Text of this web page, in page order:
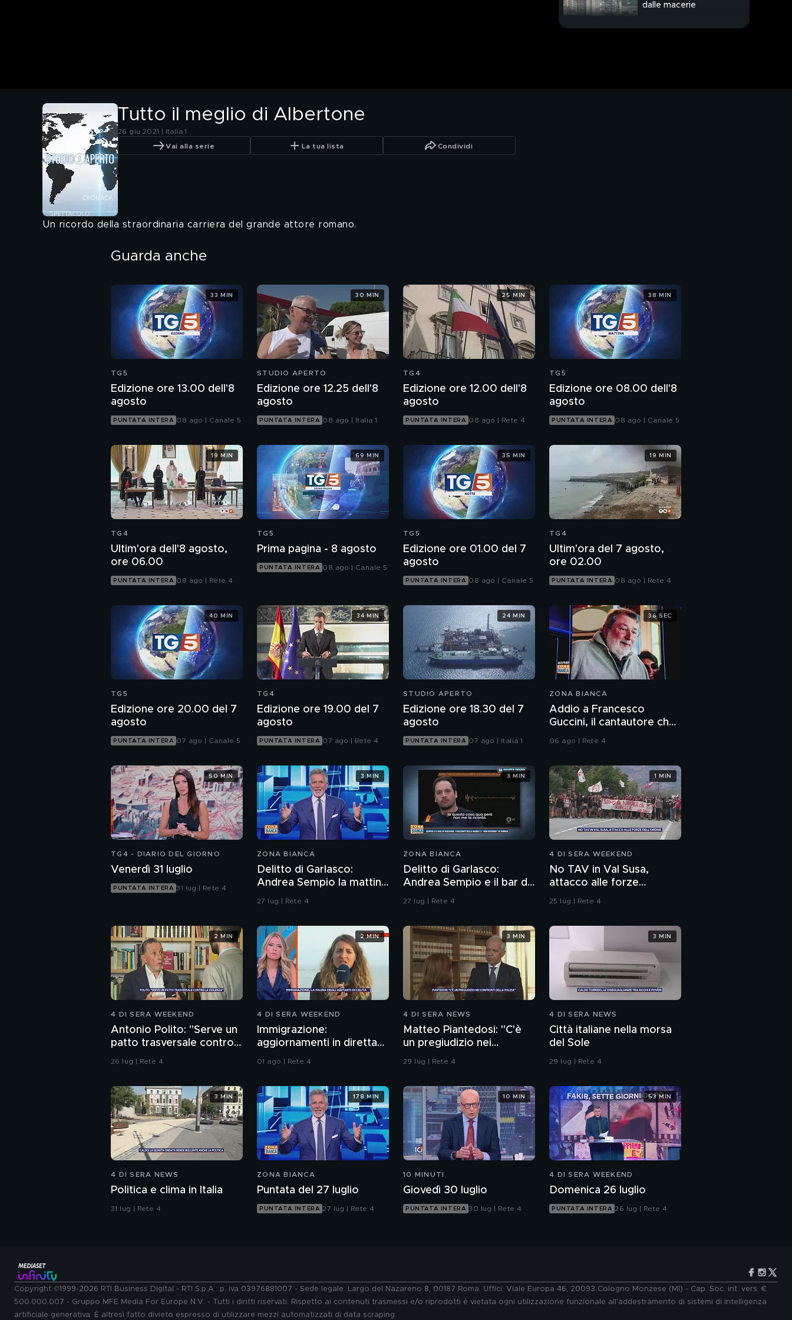
dalle macerie
Tutto il meglio di Albertone
26 giu 2021 | Italia 1
Vai alla serie La tua lista Condividi
Un ricordo della straordinaria carriera del grande attore romano.
Guarda anche
TG5
Edizione ore 13.00 dell'8
agosto
PUNTATA INTERA 08 ago | Canale 5
33 MIN
STUDIO APERTO
Edizione ore 12.25 dell'8
agosto
PUNTATA INTERA 08 ago | Italia 1
30 MIN
TG4
Edizione ore 12.00 dell'8
agosto
PUNTATA INTERA 08 ago | Rete 4
25 MIN
TG5
Edizione ore 08.00 dell'8
agosto
PUNTATA INTERA 08 ago | Canale 5
38 MIN
TG4
Ultim'ora dell'8 agosto,
ore 06.00
PUNTATA INTERA 08 ago | Rete 4
19 MIN
TG5
Prima pagina - 8 agosto
PUNTATA INTERA 08 ago | Canale 5
69 MIN
TG5
Edizione ore 01.00 del 7
agosto
PUNTATA INTERA 08 ago | Canale 5
35 MIN
TG4
Ultim'ora del 7 agosto,
ore 02.00
PUNTATA INTERA 08 ago | Rete 4
19 MIN
TG5
Edizione ore 20.00 del 7
agosto
PUNTATA INTERA 07 ago | Canale 5
40 MIN
TG4
Edizione ore 19.00 del 7
agosto
PUNTATA INTERA 07 ago | Rete 4
34 MIN
STUDIO APERTO
Edizione ore 18.30 del 7
agosto
PUNTATA INTERA 07 ago | Italia 1
24 MIN
ZONA BIANCA
Addio a Francesco
Guccini, il cantautore che
ha raccontato l'Italia
06 ago | Rete 4
36 SEC
TG4 - DIARIO DEL GIORNO
Venerdì 31 luglio
PUNTATA INTERA 31 lug | Rete 4
50 MIN
ZONA BIANCA
Delitto di Garlasco:
Andrea Sempio la mattina
del delitto è stato in un
27 lug | Rete 4
3 MIN
ZONA BIANCA
Delitto di Garlasco:
Andrea Sempio e il bar di
Vigevano e i racconti
27 lug | Rete 4
3 MIN
4 DI SERA WEEKEND
No TAV in Val Susa,
attacco alle forze
dell'ordine
25 lug | Rete 4
1 MIN
4 DI SERA WEEKEND
Antonio Polito: "Serve un
patto trasversale contro
la violenza"
26 lug | Rete 4
2 MIN
4 DI SERA WEEKEND
Immigrazione:
aggiornamenti in diretta
da Ceuta
01 ago | Rete 4
2 MIN
4 DI SERA NEWS
Matteo Piantedosi: "C'è
un pregiudizio nei
confronti della polizia"
29 lug | Rete 4
3 MIN
4 DI SERA NEWS
Città italiane nella morsa
del Sole
29 lug | Rete 4
3 MIN
4 DI SERA NEWS
Politica e clima in Italia
31 lug | Rete 4
3 MIN
ZONA BIANCA
Puntata del 27 luglio
PUNTATA INTERA 27 lug | Rete 4
178 MIN
10 MINUTI
Giovedì 30 luglio
PUNTATA INTERA 30 lug | Rete 4
10 MIN
4 DI SERA WEEKEND
Domenica 26 luglio
PUNTATA INTERA 26 lug | Rete 4
53 MIN
Copyright ©1999-2026 RTI Business Digital - RTI S.p.A.: p. iva 03976881007 - Sede legale: Largo del Nazareno 8, 00187 Roma. Uffici: Viale Europa 46, 20093 Cologno Monzese (MI) - Cap. Soc. int. vers. €
500.000.007 - Gruppo MFE Media For Europe N.V. - Tutti i diritti riservati. Rispetto ai contenuti trasmessi e/o riprodotti è vietata ogni utilizzazione funzionale all'addestramento di sistemi di intelligenza
artificiale generativa. È altresì fatto divieto espresso di utilizzare mezzi automatizzati di data scraping.